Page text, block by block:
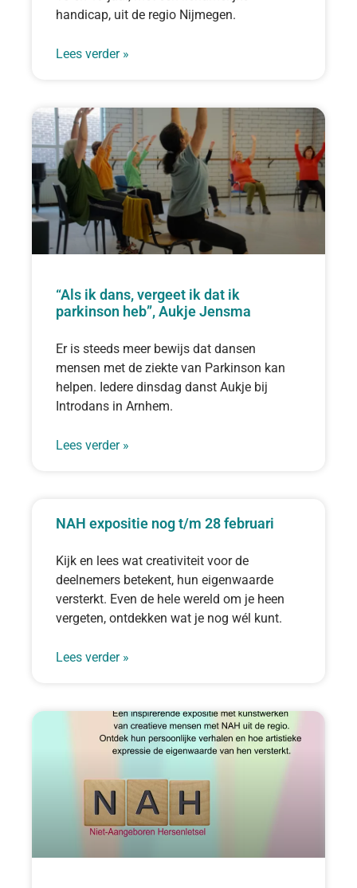
handicap, uit de regio Nijmegen.
Lees verder »
“Als ik dans, vergeet ik dat ik
parkinson heb”, Aukje Jensma
Er is steeds meer bewijs dat dansen
mensen met de ziekte van Parkinson kan
helpen. Iedere dinsdag danst Aukje bij
Introdans in Arnhem.
Lees verder »
NAH expositie nog t/m 28 februari
Kijk en lees wat creativiteit voor de
deelnemers betekent, hun eigenwaarde
versterkt. Even de hele wereld om je heen
vergeten, ontdekken wat je nog wél kunt.
Lees verder »